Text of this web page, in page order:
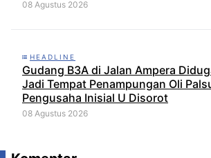
Menyeluruh
08 Agustus 2026
HEADLINE
Gudang B3A di Jalan Ampera
Jadi Tempat Penampungan Oli
Pengusaha Inisial U Disorot
08 Agustus 2026